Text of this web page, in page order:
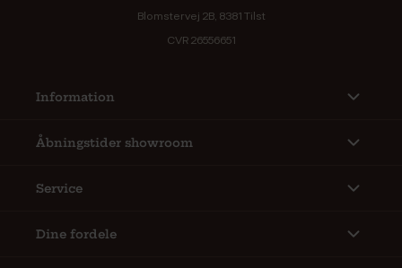
Blomstervej 2B, 8381 Tilst
CVR 26556651
Information
Åbningstider showroom
Service
Dine fordele